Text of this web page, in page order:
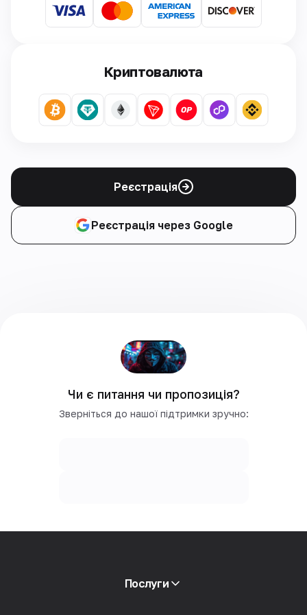
Криптовалюта
Реєстрація
Реєстрація через Google
Чи є питання чи пропозиція?
Зверніться до нашої підтримки зручно:
Послуги